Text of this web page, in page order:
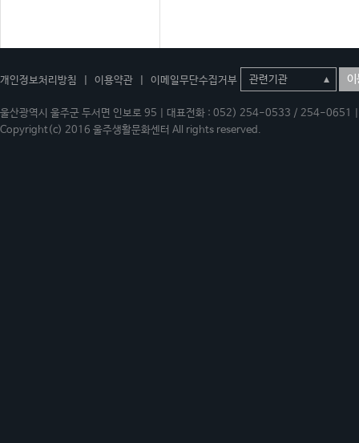
개인정보처리방침 이용약관 이메일무단수집거부 이
울산광역시 울주군 두서면 인보로 95 | 대표전화 : 052) 254-0533 / 254-
Copyright(c) 2016 울주생활문화센터 All rights reserved.